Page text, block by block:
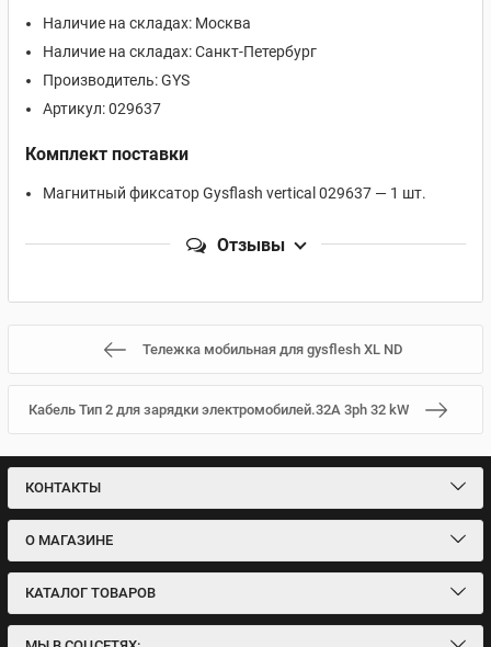
Наличие на складах: Москва
Наличие на складах: Санкт-Петербург
Производитель: GYS
Артикул: 029637
Комплект поставки
Магнитный фиксатор Gysflash vertical 029637 — 1 шт.
Отзывы
Тележка мобильная для gysflesh XL ND
Кабель Тип 2 для зарядки электромобилей.32А 3ph 32 kW
КОНТАКТЫ
О МАГАЗИНЕ
КАТАЛОГ ТОВАРОВ